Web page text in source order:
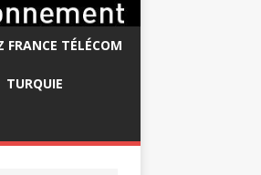
FRANCE TÉLÉCOM
TURQUIE